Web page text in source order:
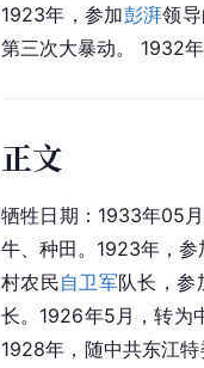
1923年，参加彭湃领
第三次大暴动。 1932
正文
牺牲日期：1933年05
牛、种田。1923年，
村农民自卫军队长，参
长。1926年5月，转为
1928年，随中共东江特